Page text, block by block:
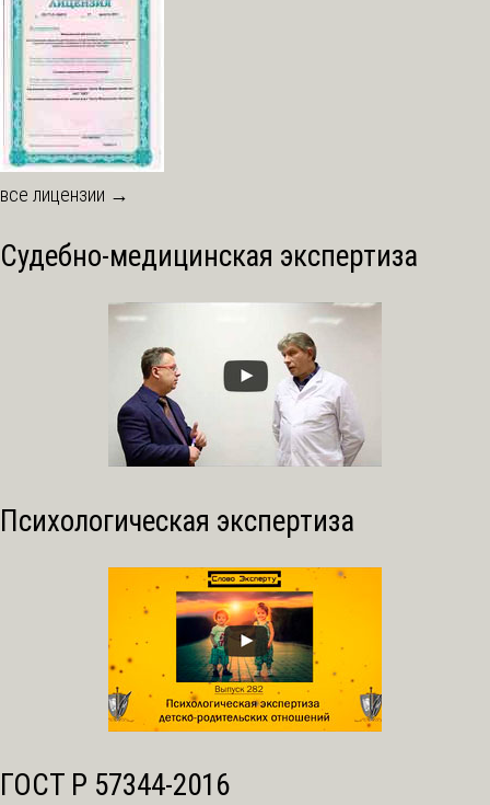
все лицензии →
Судебно-медицинская экспертиза
Психологическая экспертиза
ГОСТ Р 57344-2016